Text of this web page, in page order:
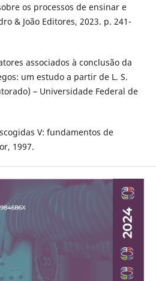
os processos de ensinar e
& João Editores, 2023. p. 241-
associados à conclusão da
um estudo a partir de L. S.
– Universidade Federal de
V: fundamentos de
1997.